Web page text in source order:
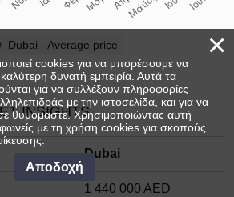
Dubai - Average price
INSIGHTS
Dubai
1 440 000 AED
×
cookies για να μπορέσουμε να
δυνατή εμπειρία. Αυτά τα
για να συλλέξουν πληροφορίες
με την ιστοσελίδα, και για να
θυμόμαστε. Χρησιμοποιώντας αυτή
με τη χρήση cookies για σκοπούς
Αποδοχή